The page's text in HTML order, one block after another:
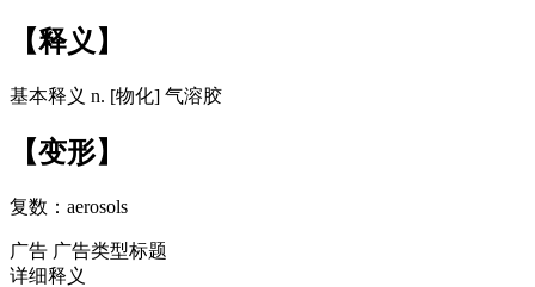
【释义】
基本释义 n. [物化] 气溶胶
【变形】
复数： aerosols
广告 广告类型标题
详细释义